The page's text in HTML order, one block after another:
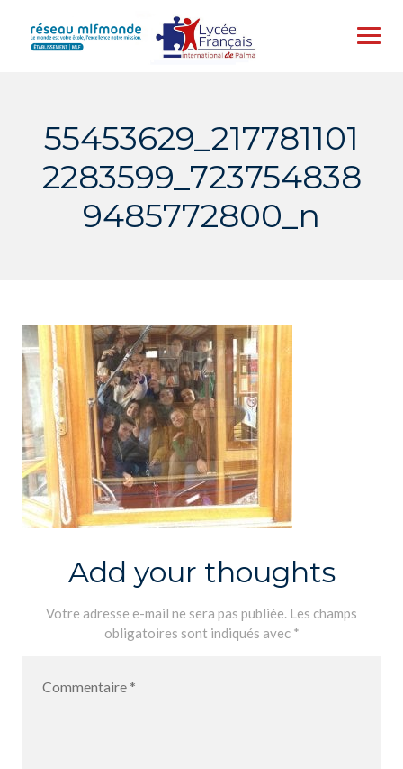
content
55453629_217781101
2283599_723754838
9485772800_n
Add your thoughts
Votre adresse e-mail ne sera pas publiée. Les champs
obligatoires sont indiqués avec *